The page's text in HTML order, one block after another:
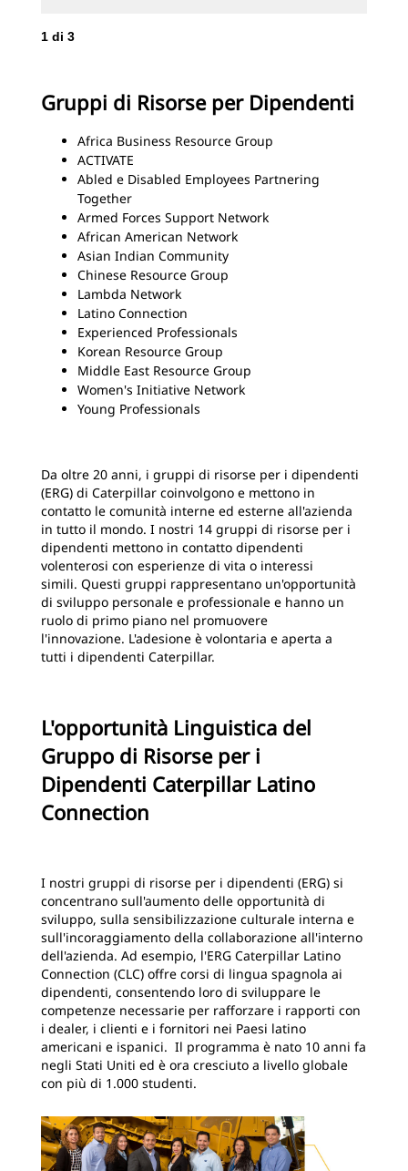
1 di 3
Gruppi di Risorse per Dipendenti
Africa Business Resource Group
ACTIVATE
Abled e Disabled Employees Partnering
Together
Armed Forces Support Network
African American Network
Asian Indian Community
Chinese Resource Group
Lambda Network
Latino Connection
Experienced Professionals
Korean Resource Group
Middle East Resource Group
Women's Initiative Network
Young Professionals
Da oltre 20 anni, i gruppi di risorse per i dipendenti
(ERG) di Caterpillar coinvolgono e mettono in
contatto le comunità interne ed esterne all'azienda
in tutto il mondo. I nostri 14 gruppi di risorse per i
dipendenti mettono in contatto dipendenti
volenterosi con esperienze di vita o interessi
simili. Questi gruppi rappresentano un'opportunità
di sviluppo personale e professionale e hanno un
ruolo di primo piano nel promuovere
l'innovazione. L'adesione è volontaria e aperta a
tutti i dipendenti Caterpillar.
L'opportunità Linguistica del
Gruppo di Risorse per i
Dipendenti Caterpillar Latino
Connection
I nostri gruppi di risorse per i dipendenti (ERG) si
concentrano sull'aumento delle opportunità di
sviluppo, sulla sensibilizzazione culturale interna e
sull'incoraggiamento della collaborazione all'interno
dell'azienda. Ad esempio, l'ERG Caterpillar Latino
Connection (CLC) offre corsi di lingua spagnola ai
dipendenti, consentendo loro di sviluppare le
competenze necessarie per rafforzare i rapporti con
i dealer, i clienti e i fornitori nei Paesi latino
americani e ispanici. Il programma è nato 10 anni fa
negli Stati Uniti ed è ora cresciuto a livello globale
con più di 1.000 studenti.